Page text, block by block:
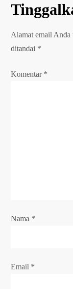
i
g
a
s
Alamat email
ditandai *
Komentar *
Nama *
Email *